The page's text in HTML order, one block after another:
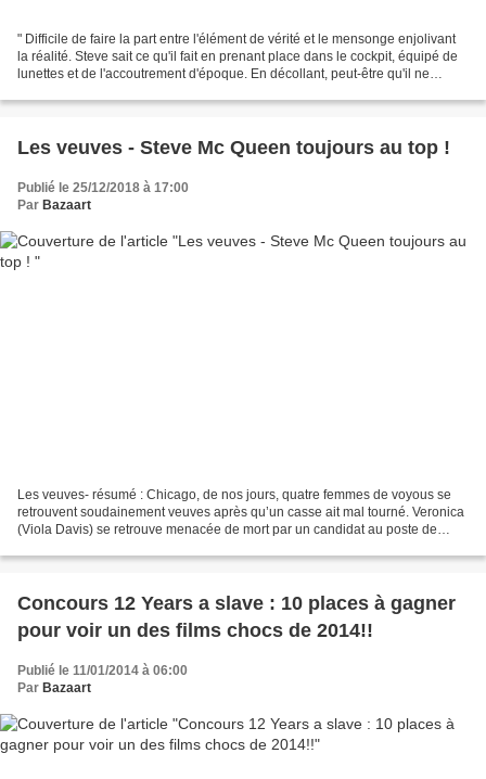
" Difficile de faire la part entre l'élément de vérité et le mensonge enjolivant
la réalité. Steve sait ce qu'il fait en prenant place dans le cockpit, équipé de
lunettes et de l'accoutrement d'époque. En décollant, peut-être qu'il ne
Les veuves - Steve Mc Queen toujours au top !
Publié le 25/12/2018 à 17:00
Par Bazaart
Les veuves- résumé : Chicago, de nos jours, quatre femmes de voyous se
retrouvent soudainement veuves après qu’un casse ait mal tourné. Veronica
(Viola Davis) se retrouve menacée de mort par un candidat au poste de
Concours 12 Years a slave : 10 places à gagner
pour voir un des films chocs de 2014!!
Publié le 11/01/2014 à 06:00
Par Bazaart